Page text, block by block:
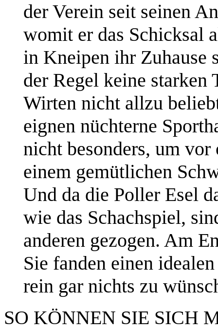
der Verein seit seinen
womit er das Schicksal
in Kneipen ihr Zuhause
der Regel keine starken
Wirten nicht allzu
eignen nüchterne
nicht besonders, um
einem gemütlichen
Und da die Poller Esel
wie das Schachspiel,
anderen gezogen. Am
Sie fanden einen
rein gar nichts zu
SO KÖNNEN SIE SICH